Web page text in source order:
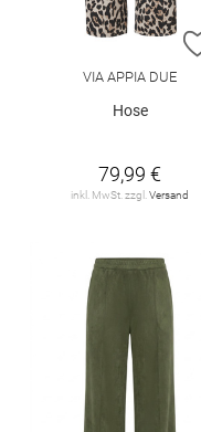
VIA APPIA DUE
Hose
79,99 €
inkl. MwSt. zzgl. Versand